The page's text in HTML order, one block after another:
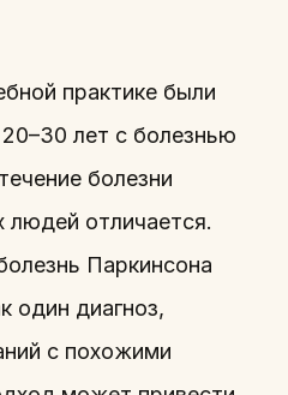
практике были
лет с болезнью
болезни
отличается.
Паркинсона
один диагноз,
с похожими